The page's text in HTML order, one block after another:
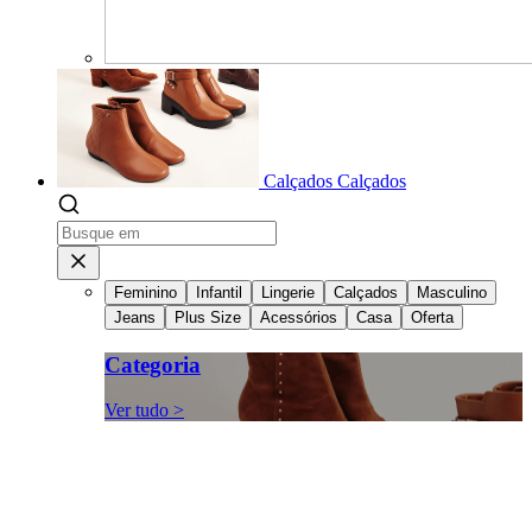
Calçados Calçados
Feminino Infantil Lingerie Calçados
Masculino
Jeans
Plus Size Acessórios Casa Oferta
Categoria
Ver tudo >